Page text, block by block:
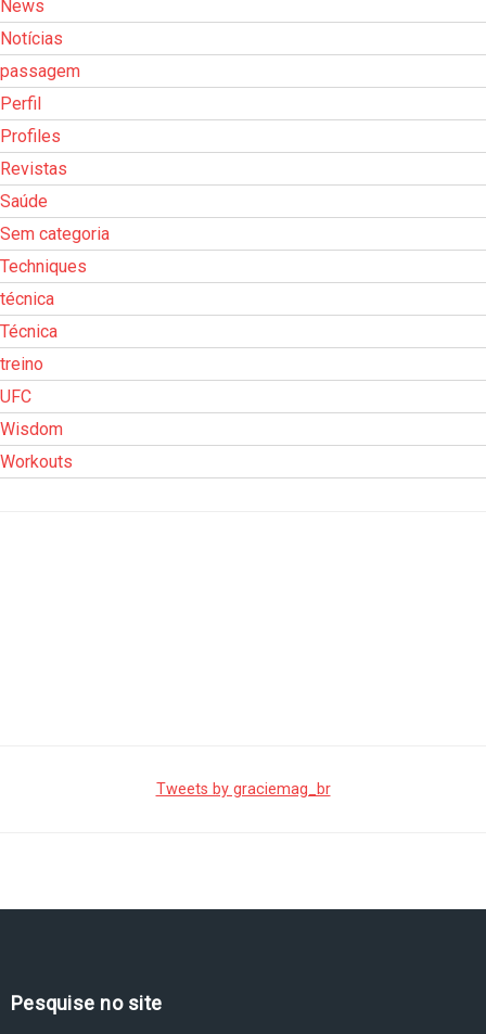
News
Notícias
passagem
Perfil
Profiles
Revistas
Saúde
Sem categoria
Techniques
técnica
Técnica
treino
UFC
Wisdom
Workouts
Tweets by graciemag_br
Pesquise no site